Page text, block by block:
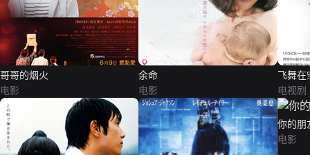
哥哥的烟火
电影
余命
电影
飞舞
电视剧
你的朋
电影